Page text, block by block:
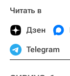
Читать в
Дзен
Telegram